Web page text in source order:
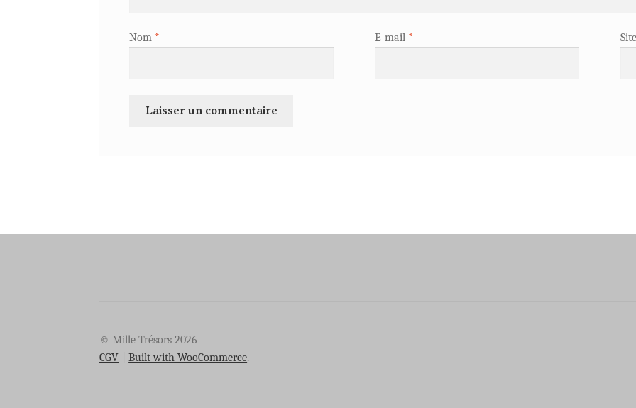
Nom * E-mail *
© Mille Trésors 2026
CGV
Built with WooCommerce.